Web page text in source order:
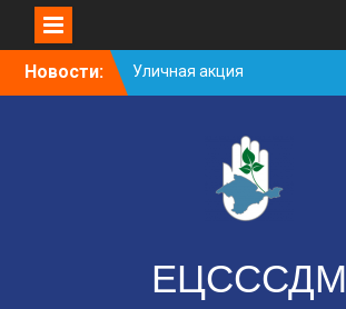
SkipНовости:
Занятие в рамках школы
молодожёнов прошло в
Cоциологический опрос
граждан старше 55 лет по
вопросам занятости
Уличная акция
ЕЦСССДМ